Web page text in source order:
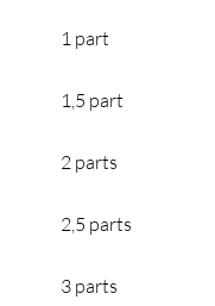
1 part
1,5 part
2 parts
2,5 parts
3 parts